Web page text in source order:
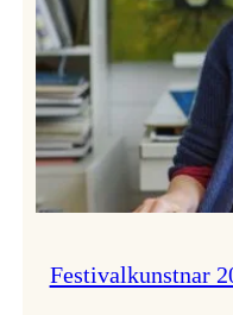
Festivalkunstnar